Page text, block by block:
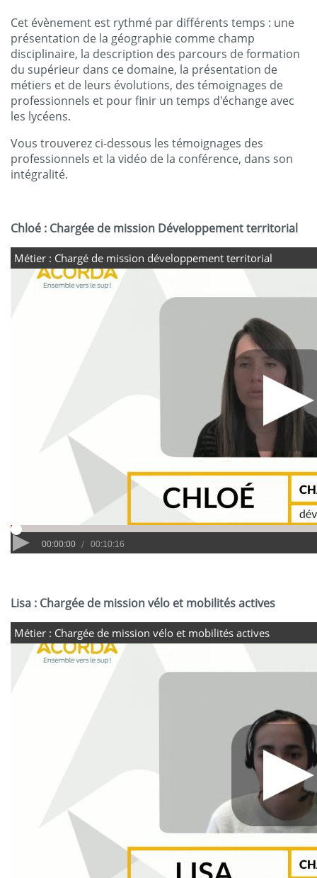
Cet évènement est rythmé par différents temps : une
présentation de la géographie comme champ
disciplinaire, la description des parcours de formation
du supérieur dans ce domaine, la présentation de
métiers et de leurs évolutions, des témoignages de
professionnels et pour finir un temps d'échange avec
les lycéens.
Vous trouverez ci-dessous les témoignages des
professionnels et la vidéo de la conférence, dans son
intégralité.
Chloé : Chargée de mission Développement territorial
Lisa : Chargée de mission vélo et mobilités actives